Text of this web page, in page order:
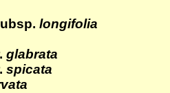
longifolia
glabrata
spicata